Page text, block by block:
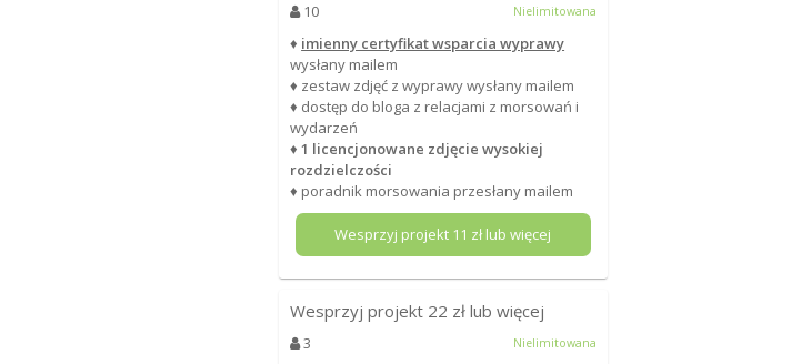
10 Nielimitowana
♦ imienny certyfikat wsparcia wyprawy
wysłany mailem
♦ zestaw zdjęć z wyprawy wysłany mailem
♦ dostęp do bloga z relacjami z morsowań i
wydarzeń
♦1 licencjonowane zdjęcie wysokiej
rozdzielczości
♦ poradnik morsowania przesłany mailem
Wesprzyj projekt 11 zł lub więcej
Wesprzyj projekt 22 zł lub więcej
3 Nielimitowana